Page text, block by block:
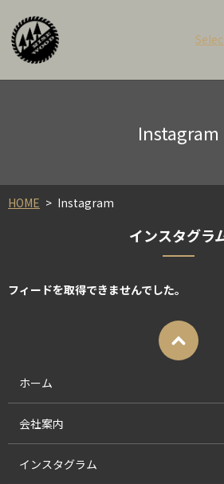
Instagram
HOME Instagram
インスタグラ
フィードを取得できませんでした。
ホーム
会社案内
インスタグラム